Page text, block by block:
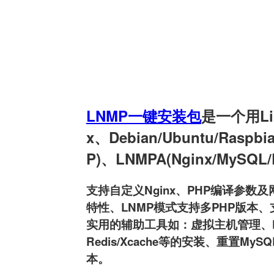
LNMP一键安装包是一个用
x、Debian/Ubuntu/
P)、LNMPA(Nginx/
支持自定义Nginx、PHP编译参数及
特性、LNMP模式支持多PHP版本
实用的辅助工具如：虚拟主机管理
Redis/Xcache等的安装、重置
本。